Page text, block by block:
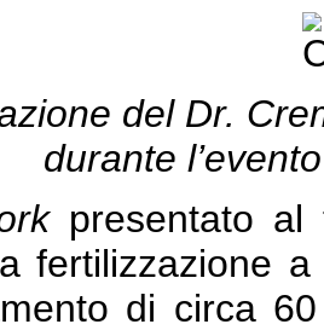
del Dr.
durante
presentato al
fertilizzazione
di circa